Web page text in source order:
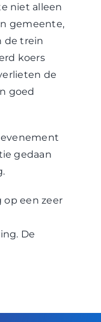
niet alleen
gemeente,
de trein
koers
de
goed
gedaan
een zeer
De